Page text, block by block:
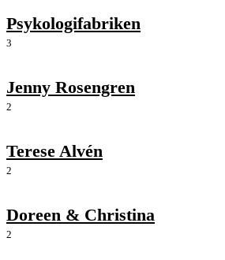
Psykologifabriken
3
Jenny Rosengren
2
Terese Alvén
2
Doreen & Christina
2